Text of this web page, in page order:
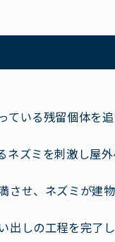
いる残留個体を
ズミを刺激し屋
せ、ネズミが建
しの工程を完了し